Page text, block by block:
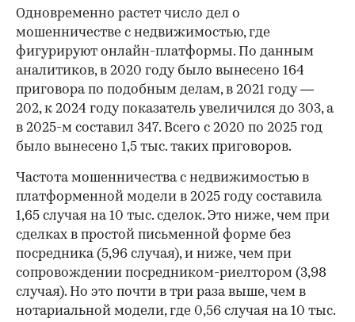
Одновременно растет число дел о
мошенничестве с недвижимостью, где
фигурируют онлайн-платформы. По данным
аналитиков, в 2020 году было вынесено 164
приговора по подобным делам, в 2021 году —
202, к 2024 году показатель увеличился до 303, а
в 2025-м составил 347. Всего с 2020 по 2025 год
было вынесено 1,5 тыс. таких приговоров.
Частота мошенничества с недвижимостью в
платформенной модели в 2025 году составила
1,65 случая на 10 тыс. сделок. Это ниже, чем при
сделках в простой письменной форме без
посредника (5,96 случая), и ниже, чем при
сопровождении посредником-риелтором (3,98
случая). Но это почти в три раза выше, чем в
нотариальной модели, где 0,56 случая на 10 тыс.